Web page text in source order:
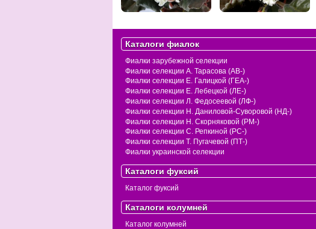
Каталоги фиалок
Фиалки зарубежной селекции
Фиалки селекции А. Тарасова (АВ-)
Фиалки селекции Е. Галицкой (ГЕА-)
Фиалки селекции Е. Лебецкой (ЛЕ-)
Фиалки селекции Л. Федосеевой (ЛФ-)
Фиалки селекции Н. Даниловой-Суворовой (НД-)
Фиалки селекции Н. Скорняковой (РМ-)
Фиалки селекции С. Репкиной (РС-)
Фиалки селекции Т. Пугачевой (ПТ-)
Фиалки украинской селекции
Каталоги фуксий
Каталог фуксий
Каталоги колумней
Каталог колумней